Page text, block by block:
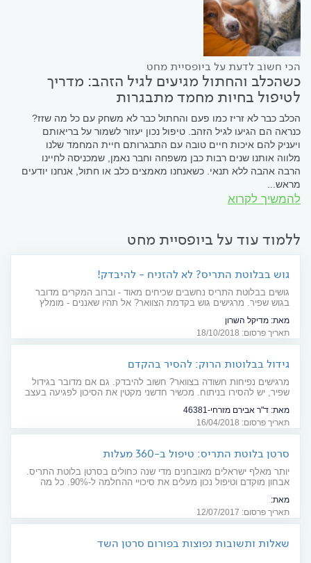
הכי חשוב לדעת על ביופסיית מחט
כשהכלב והחתול מגיעים לגיל הזהב: מדריך
לטיפול בחיות מחמד מתבגרות
הכלב כבר לא זריז כמו פעם והחתול כבר לא משחק עם כל מה שזז?
כנראה הם הגיעו לגיל הזהב. טיפול נכון יעזור לשמור על בריאותם
ויעניק להם איכות חיים טובה עם התבגרותם חיית המחמד שלנו
מלווה אותנו שנים רבות כבן משפחה וחבר נאמן, שמכניסה לחיינו
הרבה אהבה ללא תנאי. כשאנחנו מאמצים כלב או חתול, אנחנו יודעים
מראש...
להמשיך לקרוא
ללמוד עוד על ביופסיית מחט
גוש בבלוטת התריס? לא להזניח - להיבדק!
גושים בבלוטת התריס נחשבים שכיחים מאוד - וברוב המקרים מדובר
בגוש שפיר. מרגישים גוש בקדמת הצוואר? אל תהיו שאננים - מומלץ
מאת: מדיקל השרון
תאריך פרסום: 18/10/2018
גידול בבלוטות הרוק: להסיר בהקדם
מרגישים נפיחות חשודה בצוואר? חשוב להיבדק. גם אם מדובר בגידול
שפיר, יש להסירו בניתוח. מכשיר חדשני מקטין את הסיכון לפגיעה בעצב
מאת: ד"ר אבירם מזרחי-46381
תאריך פרסום: 16/04/2018
סרטן בלוטת התריס: טיפול ב-360 מעלות
יותר מאלף ישראלים מאובחנים מדי שנה כחולים בסרטן בלוטת התריס.
אבחון מוקדם וטיפול נכון מעלים את סיכויי ההחלמה ל-90%. כל מה
מאת:
<style> .doctors_phone{margin-top 48px !important;} </style>
תאריך פרסום: 12/07/2017
שאלות ותשובות נפוצות בפורום סרטן השד